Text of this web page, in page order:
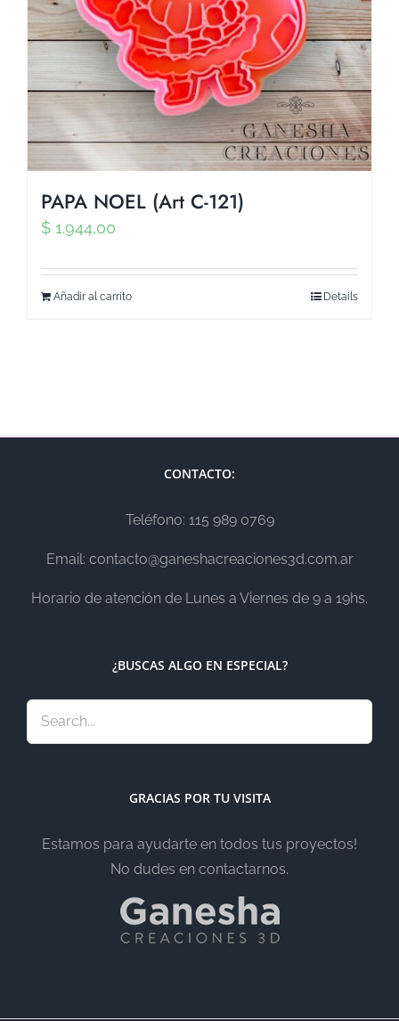
PAPA NOEL (Art C-121)
$ 1.944,00
Añadir al carrito Details
CONTACTO:
Teléfono: 115 989 0769
Email: contacto@ganeshacreaciones3d.com.ar
Horario de atención de Lunes a Viernes de 9 a 19hs.
¿BUSCAS ALGO EN ESPECIAL?
GRACIAS POR TU VISITA
Estamos para ayudarte en todos tus proyectos!
No dudes en contactarnos.